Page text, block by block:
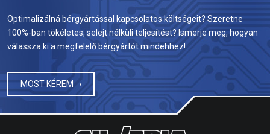
Optimalizálná bérgyártással kapcsolatos költségeit? Szeretne
100%-ban tökéletes, selejt nélküli teljesítést? Ismerje meg, hogyan
válassza ki a megfelelő bérgyártót mindehhez!
MOST KÉREM